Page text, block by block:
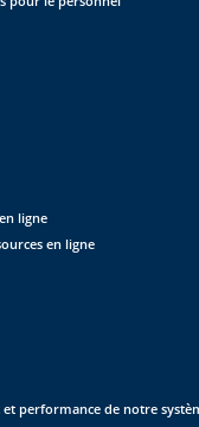
ligne
en ligne
performance de notre